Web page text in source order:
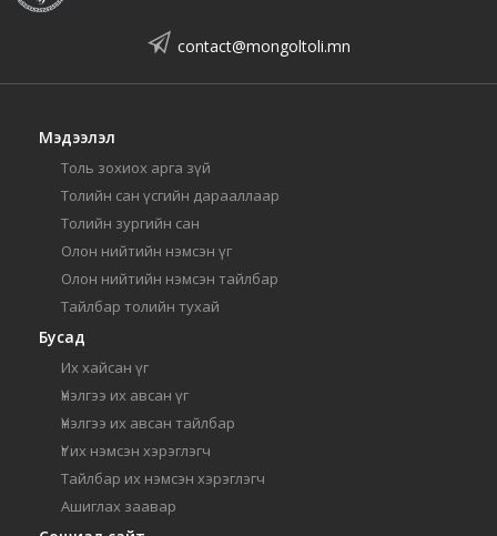
contact@mongoltoli.mn
Мэдээлэл
Толь зохиох арга зүй
Толийн сан үсгийн дарааллаар
Толийн зургийн сан
Олон нийтийн нэмсэн үг
Олон нийтийн нэмсэн тайлбар
Тайлбар толийн тухай
Бусад
Их хайсан үг
Үнэлгээ их авсан үг
Үнэлгээ их авсан тайлбар
Үг их нэмсэн хэрэглэгч
Тайлбар их нэмсэн хэрэглэгч
Ашиглах заавар